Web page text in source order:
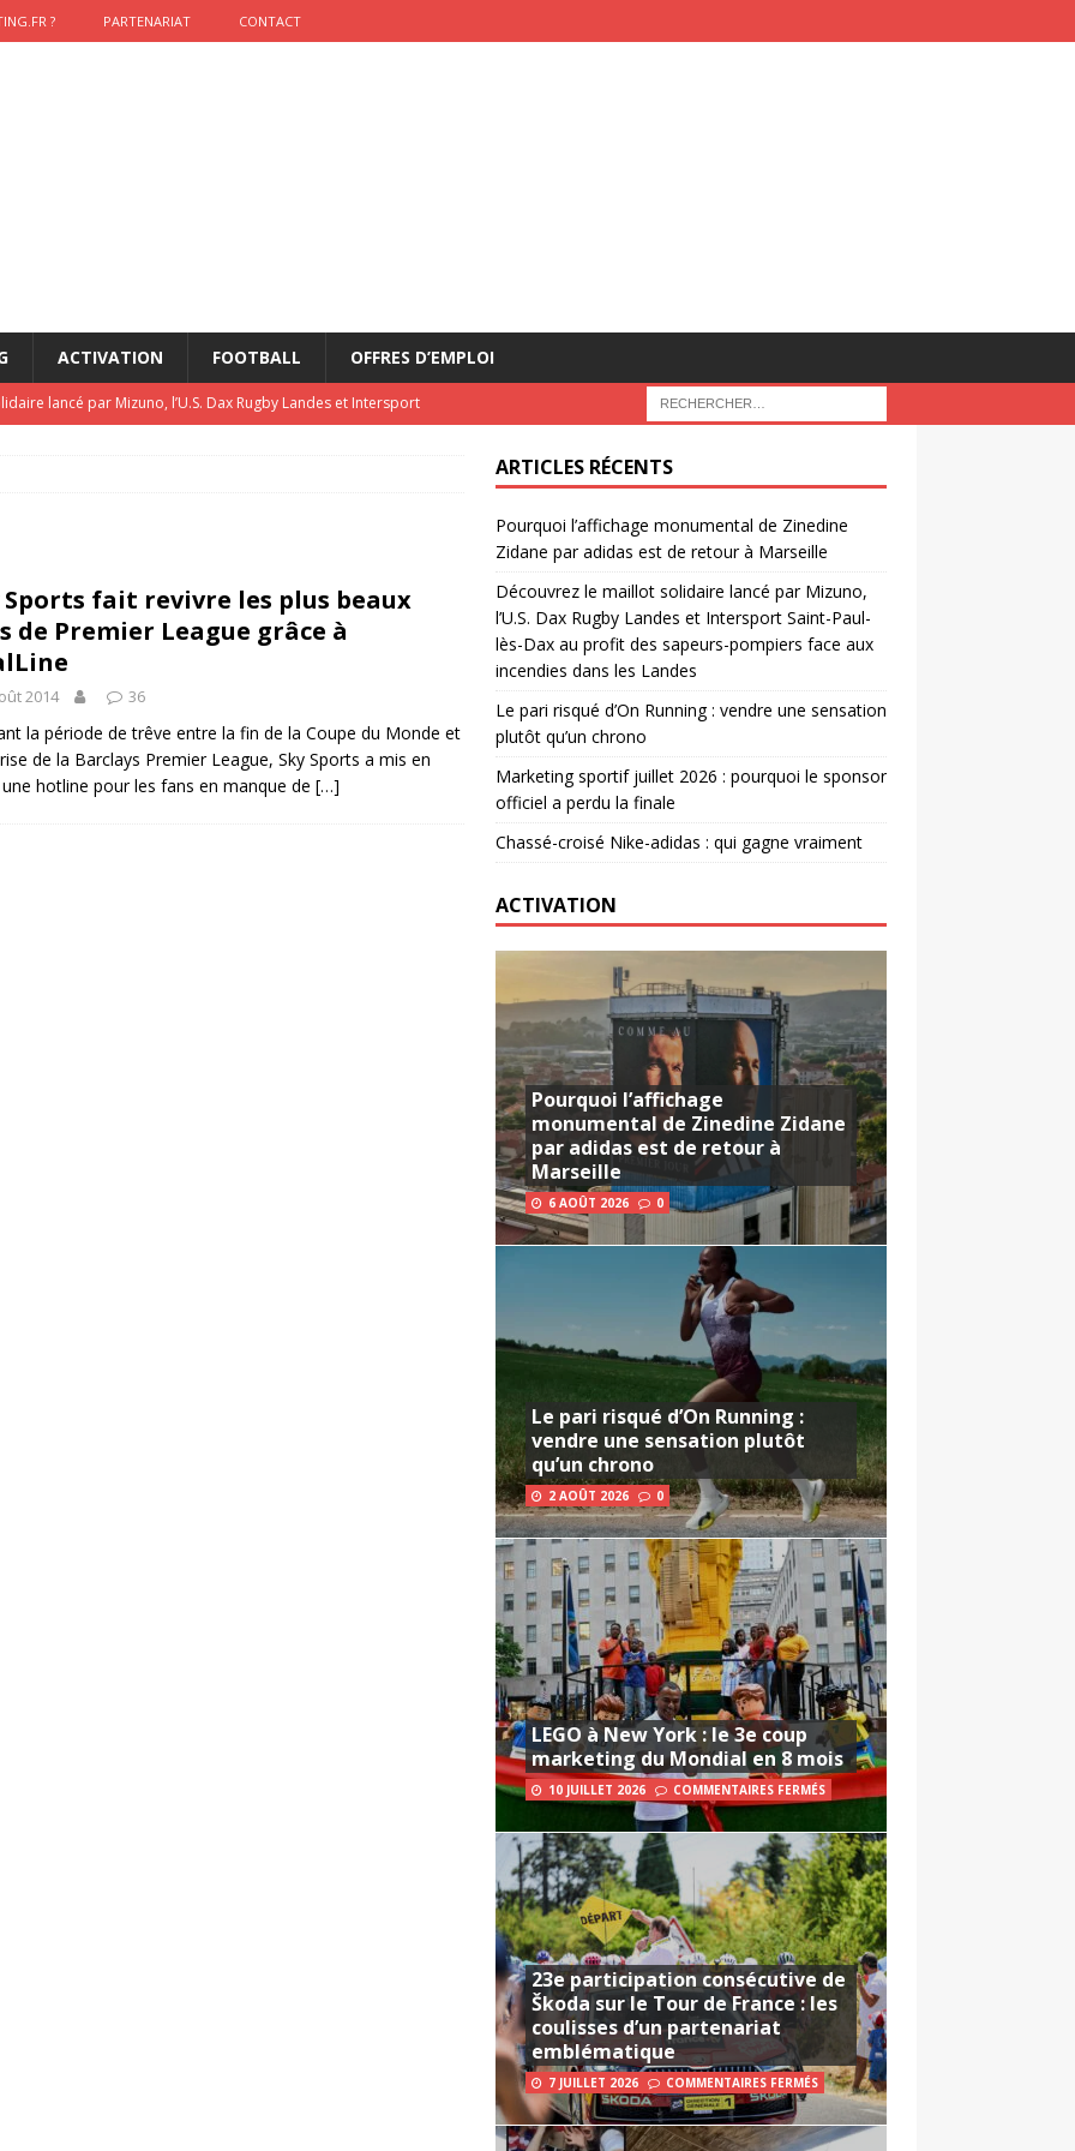
? PARTENARIAT CONTACT
ACTIVATION FOOTBALL OFFRES D’EMPLOI
lancé par Mizuno, l’U.S. Dax Rugby Landes et Intersport
: qui gagne vraiment
FOOTBALL
de Zinedine Zidane par adidas est de retour à
Sports fait revivre les plus beaux
de Premier League grâce à
2014 36
la période de trêve entre la fin de la Coupe du Monde et
de la Barclays Premier League, Sky Sports a mis en
hotline pour les fans en manque de […]
ARTICLES RÉCENTS
Pourquoi l’affichage monumental de Zinedine
Zidane par adidas est de retour à Marseille
Découvrez le maillot solidaire lancé par Mizuno,
l’U.S. Dax Rugby Landes et Intersport Saint-Paul-
lès-Dax au profit des sapeurs-pompiers face aux
incendies dans les Landes
Le pari risqué d’On Running : vendre une sensation
plutôt qu’un chrono
Marketing sportif juillet 2026 : pourquoi le sponsor
officiel a perdu la finale
Chassé-croisé Nike-adidas : qui gagne vraiment
ACTIVATION
Pourquoi l’affichage
monumental de Zinedine Zidane
par adidas est de retour à
Marseille
6 AOÛT 2026 0
Le pari risqué d’On Running :
vendre une sensation plutôt
qu’un chrono
2 AOÛT 2026 0
LEGO à New York : le 3e coup
marketing du Mondial en 8 mois
10 JUILLET 2026 COMMENTAIRES FERMÉS
23e participation consécutive de
Škoda sur le Tour de France : les
coulisses d’un partenariat
emblématique
7 JUILLET 2026 COMMENTAIRES FERMÉS